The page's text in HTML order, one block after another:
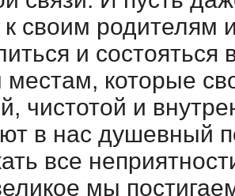
своим родителям
и
которые
чистотой и
в нас душевный
все
мы